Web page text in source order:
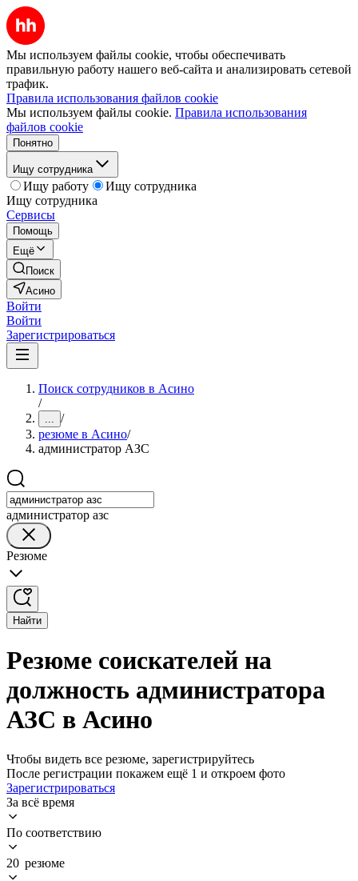
Мы используем файлы cookie, чтобы обеспечивать
правильную работу нашего веб-сайта и анализировать сетевой
трафик.
Правила использования файлов cookie
Мы используем файлы cookie. Правила использования
файлов cookie
Понятно
Ищу сотрудника
Ищу работу
Ищу сотрудника
Ищу сотрудника
Сервисы
Помощь
Ещё
Поиск
Асино
Войти
Войти
Зарегистрироваться
Поиск сотрудников в Асино
/
... /
резюме в Асино/
администратор АЗС
администратор азс
Резюме
Найти
Резюме соискателей на
должность администратора
АЗС в Асино
Чтобы видеть все резюме, зарегистрируйтесь
После регистрации покажем ещё 1 и откроем фото
Зарегистрироваться
За всё время
По соответствию
20 резюме